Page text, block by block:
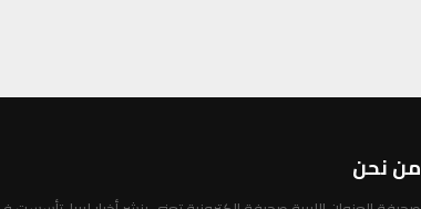
من نحن